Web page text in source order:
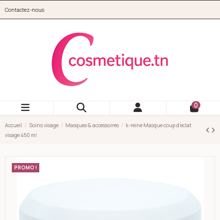
Contactez-nous
0
Accueil Soins visage Masques & accessoires
k-reine Masque coup d’eclat
visage 450 ml
PROMO !